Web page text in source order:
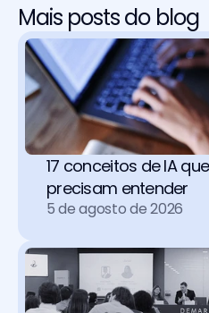
Mais posts do blog
17 conceitos de IA
precisam entender
5 de agosto de 2026